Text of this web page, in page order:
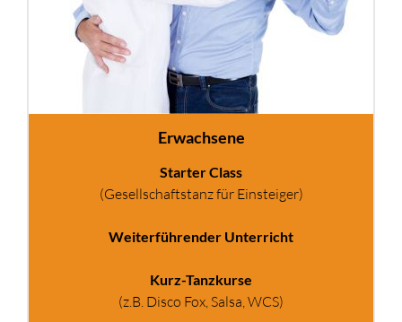
Erwachsene
Starter Class
(Gesellschaftstanz für Einsteiger)
Weiterführender Unterricht
Kurz-Tanzkurse
(z.B. Disco Fox, Salsa, WCS)